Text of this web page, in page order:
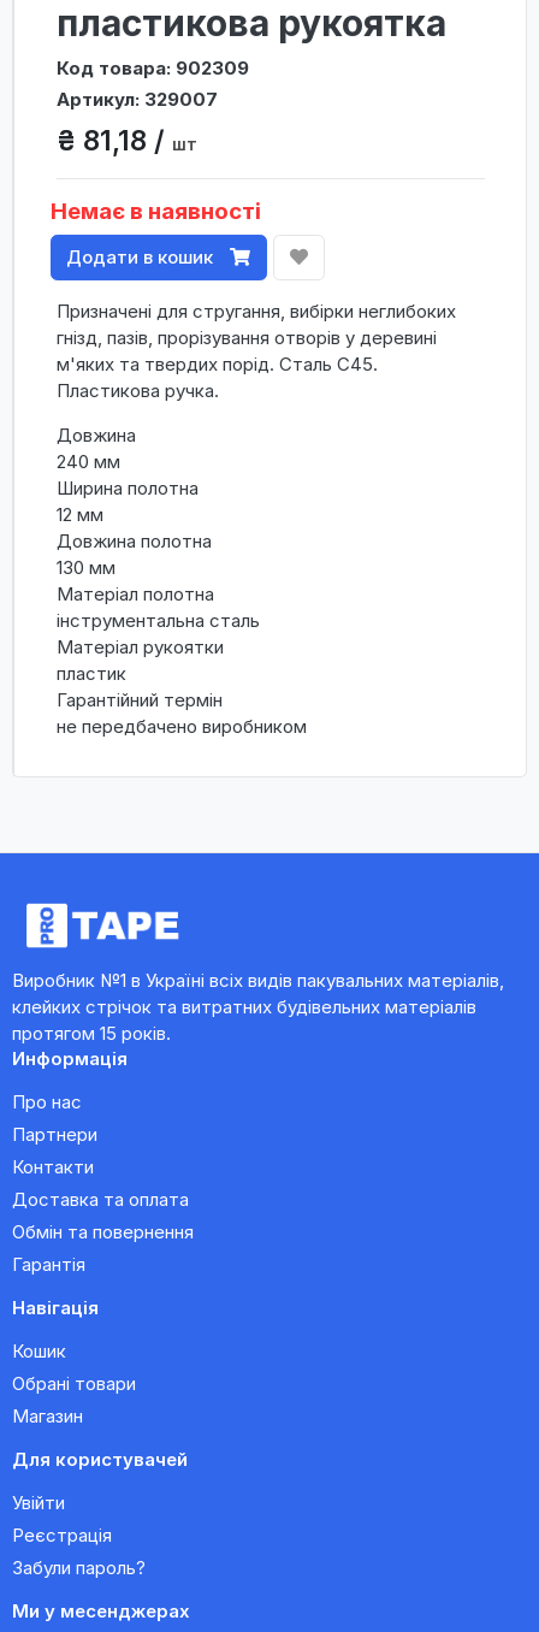
пластикова рукоятка
Код товара: 902309
Артикул: 329007
₴ 81,18 / шт
Немає в наявності
Додати в кошик
Призначені для стругання, вибірки неглибоких
гнізд, пазів, прорізування отворів у деревині
м'яких та твердих порід. Сталь C45.
Пластикова ручка.
Довжина
240 мм
Ширина полотна
12 мм
Довжина полотна
130 мм
Матеріал полотна
інструментальна сталь
Матеріал рукоятки
пластик
Гарантійний термін
не передбачено виробником
Виробник №1 в Україні всіх видів пакувальних матеріалів,
клейких стрічок та витратних будівельних матеріалів
протягом 15 років.
Информація
Про нас
Партнери
Контакти
Доставка та оплата
Обмін та повернення
Гарантія
Навігація
Кошик
Обрані товари
Магазин
Для користувачей
Увійти
Реєстрація
Забули пароль?
Ми у месенджерах